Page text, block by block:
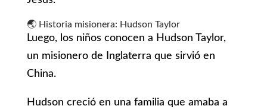
🌏 Historia misionera: Hudson Taylor
Luego, los niños conocen a Hudson Taylor,
un misionero de Inglaterra que sirvió en
China.
Hudson creció en una familia que amaba a